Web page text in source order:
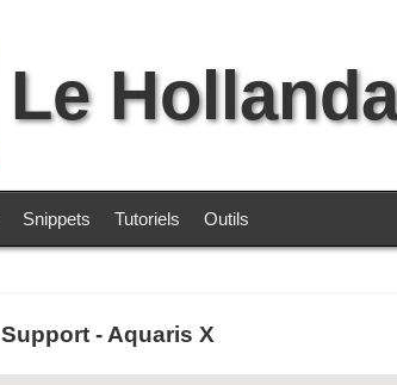
Le
Snippets Tutoriels Outils
Support - Aquaris X